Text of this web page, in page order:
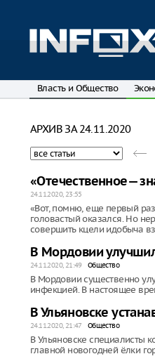
Власть и Общество
АРХИВ ЗА 24.11.2020
«Отечественное—
24.11.2020, 23:55
«Вот, помню, еще первый
головастый оказался. Но
совершить кцели идобыча
В Мордовии
24.11.2020, 21:49 Общество
В Мордовии существенно
инфекцией. В настоящее
В Ульяновске
24.11.2020, 21:47 Общество
В Ульяновске специалисты
главной новогодней ёлки